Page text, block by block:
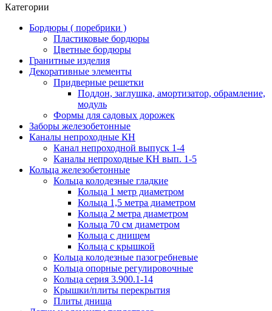
Категории
Бордюры ( поребрики )
Пластиковые бордюры
Цветные бордюры
Гранитные изделия
Декоративные элементы
Придверные решетки
Поддон, заглушка, амортизатор, обрамление,
модуль
Формы для садовых дорожек
Заборы железобетонные
Каналы непроходные КН
Канал непроходной выпуск 1-4
Каналы непроходные КН вып. 1-5
Кольца железобетонные
Кольца колодезные гладкие
Кольца 1 метр диаметром
Кольца 1,5 метра диаметром
Кольца 2 метра диаметром
Кольца 70 см диаметром
Кольца с днищем
Кольца с крышкой
Кольца колодезные пазогребневые
Кольца опорные регулировочные
Кольца серия 3.900.1-14
Крышки/плиты перекрытия
Плиты днища